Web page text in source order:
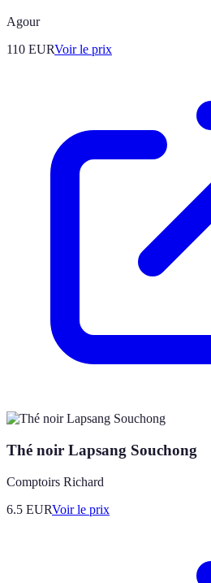
Agour
110 EURVoir le prix
Thé noir Lapsang Souchong
Comptoirs Richard
6.5 EURVoir le prix